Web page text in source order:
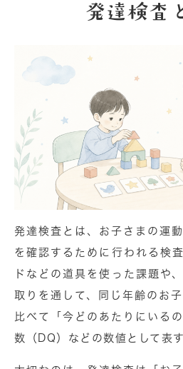
発達検査
発達検査とは、お子さまの運
を確認するために行われる検
ドなどの道具を使った課題や
取りを通して、同じ年齢のお
比べて「今どのあたりにいる
数（DQ）などの数値として表